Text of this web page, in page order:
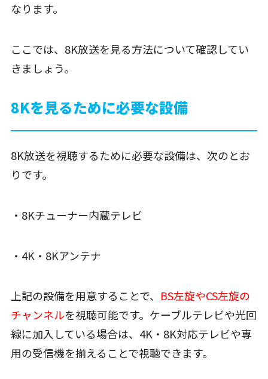
なります。
ここでは、8K放送を見る方法について確認してい
きましょう。
8Kを見るために必要な設備
8K放送を視聴するために必要な設備は、次のとお
りです。
・8Kチューナー内蔵テレビ
・4K・8Kアンテナ
上記の設備を用意することで、 BS左旋やCS左旋の
チャンネルを視聴可能です。ケーブルテレビや光回
線に加入している場合は、4K・8K対応テレビや専
用の受信機を揃えることで視聴できます。